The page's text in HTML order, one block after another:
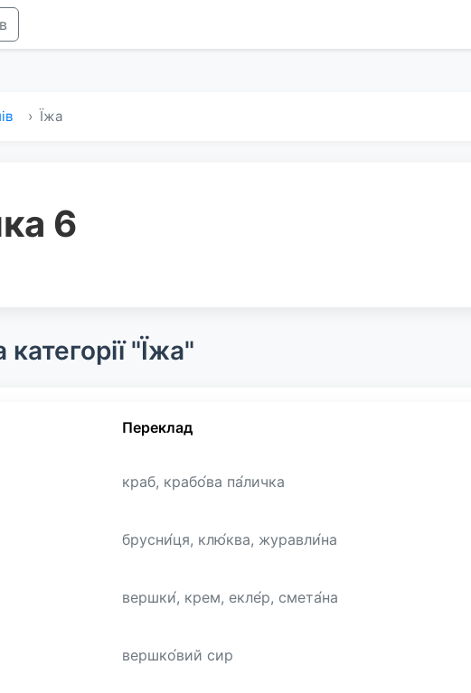
Їжа
6
"Їжа"
Переклад
краб, крабо́ва па́личка
брусни́ця, клю́ква, журавли́на
вершки́, крем, екле́р, смета́на
вершко́вий сир